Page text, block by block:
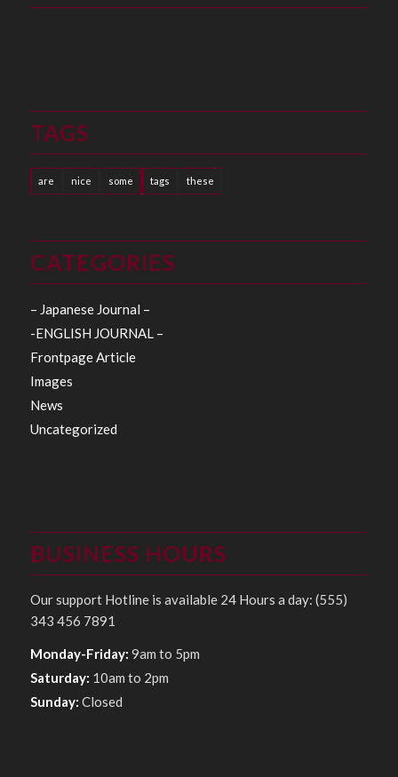
TAGS
are nice some tags these
CATEGORIES
– Japanese Journal –
-ENGLISH JOURNAL –
Frontpage Article
Images
News
Uncategorized
BUSINESS HOURS
Our support Hotline is available 24 Hours a day: (555)
343 456 7891
Monday-Friday: 9am to 5pm
Saturday: 10am to 2pm
Sunday: Closed